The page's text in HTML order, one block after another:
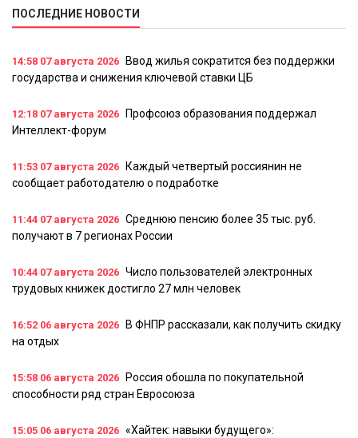
ПОСЛЕДНИЕ НОВОСТИ
14:58 07 августа 2026
Ввод жилья сократится без поддержки
государства и снижения ключевой ставки ЦБ
12:18 07 августа 2026
Профсоюз образования поддержал
Интеллект-форум
11:53 07 августа 2026
Каждый четвертый россиянин не
сообщает работодателю о подработке
11:44 07 августа 2026 Среднюю пенсию более 35 тыс. руб.
получают в 7 регионах России
10:44 07 августа 2026 Число пользователей электронных
трудовых книжек достигло 27 млн человек
16:52 06 августа 2026
В ФНПР рассказали, как получить скидку
на отдых
15:58 06 августа 2026
Россия обошла по покупательной
способности ряд стран Евросоюза
15:05 06 августа 2026 «Хайтек: навыки будущего»: